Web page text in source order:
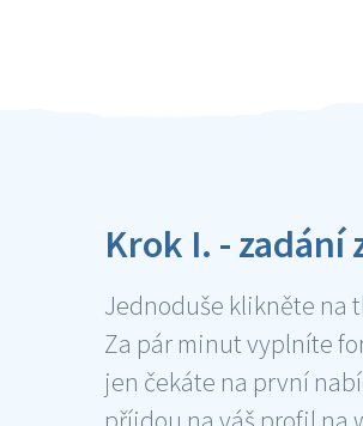
Krok I. - zadání
Jednoduše klikněte na
Za pár minut vyplníte
jen čekáte na první